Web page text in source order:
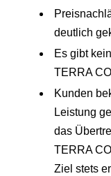
deutlich
Es gibt
TERRA
Kunden
Leistung
das
TERRA
Ziel stets